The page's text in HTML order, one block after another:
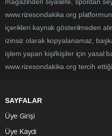
www.rizesondakika.org
içerikleri kaynak gösterilmeden
izinsiz olarak kopyalanamaz,
işlem yapan kişi/kişiler için yasal
www.rizesondakika.org tercih
SAYFALAR
Üye Girişi
Üye Kaydı